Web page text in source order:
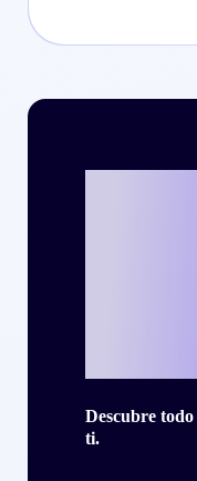
Descubre
ti.